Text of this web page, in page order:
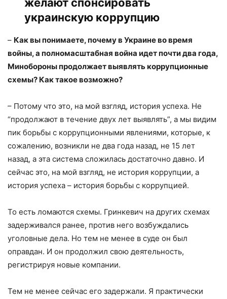
желают спонсировать
украинскую коррупцию
– Как вы понимаете, почему в Украине во время
войны, а полномасштабная война идет почти два года,
Минобороны продолжает выявлять коррупционные
схемы? Как такое возможно?
– Потому что это, на мой взгляд, история успеха. Не
“продолжают в течение двух лет выявлять”, а мы видим
пик борьбы с коррупционными явлениями, которые, к
сожалению, возникли не два года назад, не 15 лет
назад, а эта система сложилась достаточно давно. И
сейчас это, на мой взгляд, не история коррупции, а
история успеха – история борьбы с коррупцией.
То есть ломаются схемы. Гринкевич на других схемах
задерживался ранее, против него возбуждались
уголовные дела. Но тем не менее в суде он был
оправдан. И он продолжил свою деятельность,
регистрируя новые компании.
Тем не менее сейчас его задержали. Я практически